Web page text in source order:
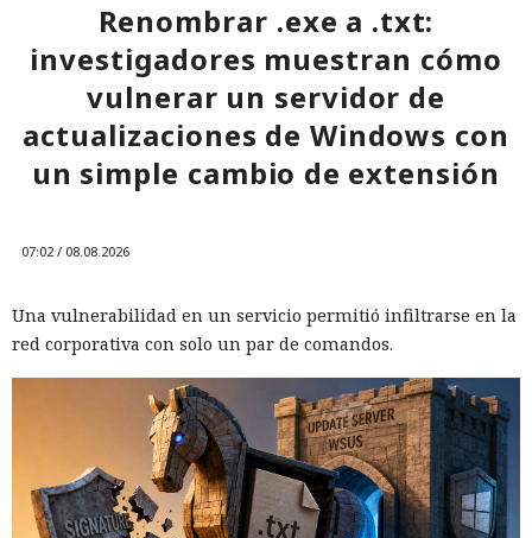
Renombrar .exe a .txt:
investigadores muestran cómo
vulnerar un servidor de
actualizaciones de Windows con
un simple cambio de extensión
07:02 / 08.08.2026
Una vulnerabilidad en un servicio permitió infiltrarse en la
red corporativa con solo un par de comandos.